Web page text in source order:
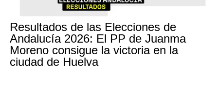
Resultados de las Elecciones de
Andalucía 2026: El PP de Juanma
Moreno consigue la victoria en la
ciudad de Huelva